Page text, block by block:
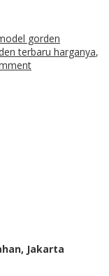
gorden
terbaru harganya,
Jakarta